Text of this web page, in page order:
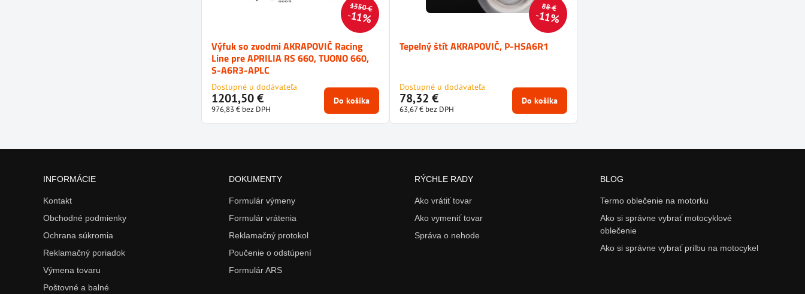
1350 €
11%
Výfuk so zvodmi AKRAPOVIČ Racing
Line pre APRILIA RS 660, TUONO 660,
S-A6R3-APLC
Dostupné u dodávateľa
1201,50 €
976,83 € bez DPH
Do košíka
88 €
11%
Tepelný štít AKRAPOVIČ, P-HSA6R1
Dostupné u dodávateľa
78,32 €
63,67 € bez DPH
Do košíka
INFORMÁCIE
Kontakt
Obchodné podmienky
Ochrana súkromia
Reklamačný poriadok
Výmena tovaru
Poštovné a balné
DOKUMENTY
Formulár výmeny
Formulár vrátenia
Reklamačný protokol
Poučenie o odstúpení
Formulár ARS
RÝCHLE RADY
Ako vrátiť tovar
Ako vymeniť tovar
Správa o nehode
BLOG
Termo oblečenie na motorku
Ako si správne vybrať motocyklové
oblečenie
Ako si správne vybrať prilbu na motocykel